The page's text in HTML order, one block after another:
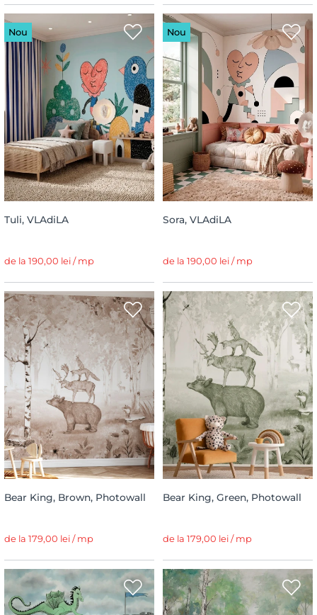
Nou
Tuli, VLAdiLA
de la 190,00 lei / mp
Nou
Sora, VLAdiLA
de la 190,00 lei / mp
Bear King, Brown, Photowall
de la 179,00 lei / mp
Bear King, Green, Photowall
de la 179,00 lei / mp